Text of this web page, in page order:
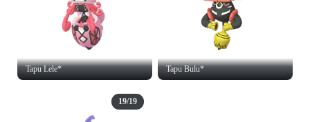
Tapu Lele* Tapu Bulu*
19/19